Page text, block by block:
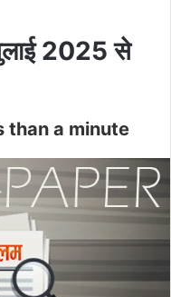
2025 से
than a minute